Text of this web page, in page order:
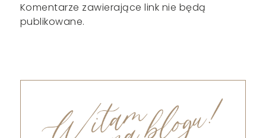
Komentarze zawierające link nie będą
publikowane.